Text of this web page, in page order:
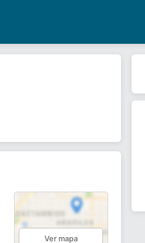
Ver mapa